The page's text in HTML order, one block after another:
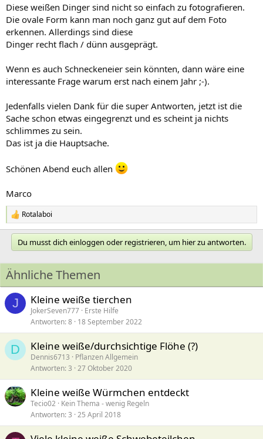
Diese weißen Dinger sind nicht so einfach zu fotografieren.
Die ovale Form kann man noch ganz gut auf dem Foto
erkennen. Allerdings sind diese
Dinger recht flach / dünn ausgeprägt.
Wenn es auch Schneckeneier sein könnten, dann wäre eine
interessante Frage warum erst nach einem Jahr ;-).
Jedenfalls vielen Dank für die super Antworten, jetzt ist die
Sache schon etwas eingegrenzt und es scheint ja nichts
schlimmes zu sein.
Das ist ja die Hauptsache.
Schönen Abend euch allen
Marco
R
e
a
i
o
n
e
n
:
Rotalaboi
Du musst dich einloggen oder registrieren, um hier zu antworten.
Ähnliche Themen
J Kleine weiße tierchen
JokerSeven777 Erste Hilfe
Antworten 8 18 September 2022
D Kleine weiße/durchsichtige Flöhe (?)
Dennis6713
Pflanzen Allgemein
Antworten 3 27 Oktober 2020
Kleine weiße Würmchen entdeckt
Tecio02 Kein Thema - wenig Regeln
Antworten 3 25 April 2018